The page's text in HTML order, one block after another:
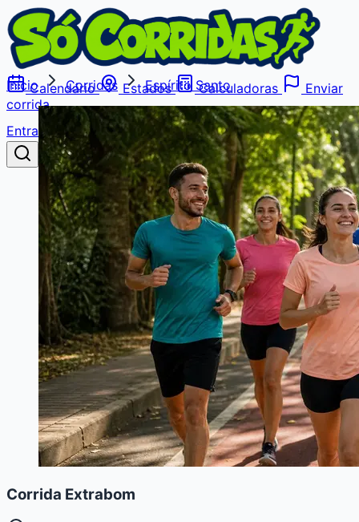
Calendário Estados Calculadoras
Enviar
corrida
Entrar
Buscar
Início Corridas Espírito Santo
Corrida Extrabom